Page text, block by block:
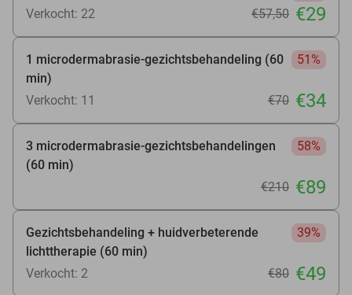
Verkocht: 22
€57,50 €29
1 microdermabrasie-gezichtsbehandeling (60
min)
51%
Verkocht: 11 €70 €34
3 microdermabrasie-gezichtsbehandelingen
(60 min)
58%
€210 €89
Gezichtsbehandeling + huidverbeterende
lichttherapie (60 min)
39%
Verkocht: 2 €80 €49